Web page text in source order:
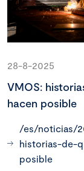
28-8-2025
VMOS:
hacen posible
/es/noticias/
historias-de-
posible